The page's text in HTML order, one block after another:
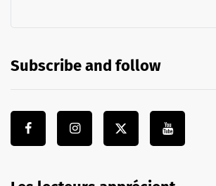
Subscribe and follow